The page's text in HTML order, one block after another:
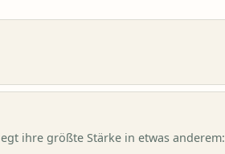
ihre größte Stärke in etwas anderem: